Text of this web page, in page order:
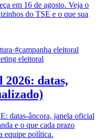
em 16 de agosto. Veja o
do TSE e o que sua
·#campanha eleitoral
eleitoral
datas,
datas-âncora, janela oficial
e o que cada prazo
equipe política.